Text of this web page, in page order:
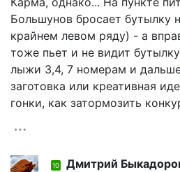
Большунов бросает бутылку
крайнем левом ряду) - а
тоже пьет и не видит
лыжи 3,4, 7 номерам и
заготовка или креативная
гонки, как затормозить
10 Дмитрий